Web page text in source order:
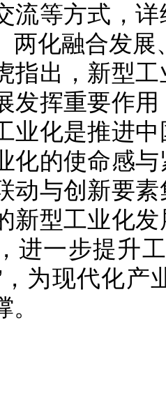
流等方式，
两化融合发
出，新型工
发挥重要作
业化是推进
化的使命感
动与创新要
新型工业化
进一步提升
，为现代化产